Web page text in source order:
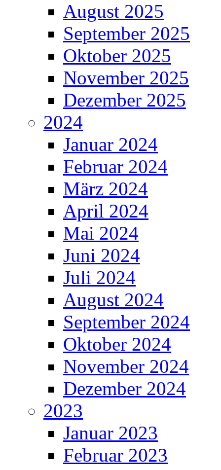
August 2025
September 2025
Oktober 2025
November 2025
Dezember 2025
2024
Januar 2024
Februar 2024
März 2024
April 2024
Mai 2024
Juni 2024
Juli 2024
August 2024
September 2024
Oktober 2024
November 2024
Dezember 2024
2023
Januar 2023
Februar 2023